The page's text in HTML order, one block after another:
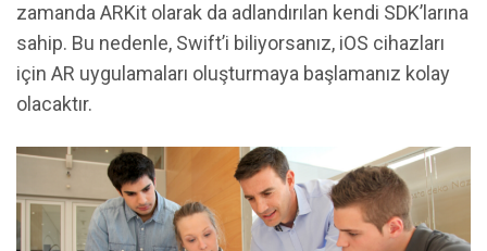
zamanda ARKit olarak da adlandırılan kendi SDK’larına
sahip. Bu nedenle, Swift’i biliyorsanız, iOS cihazları
için AR uygulamaları oluşturmaya başlamanız kolay
olacaktır.